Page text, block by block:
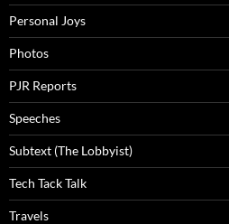
Personal Joys
Photos
PJR Reports
Speeches
Subtext (The Lobbyist)
Tech Tack Talk
Travels